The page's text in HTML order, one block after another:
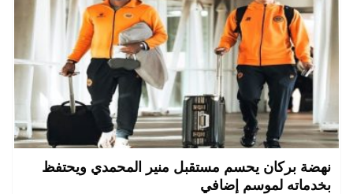
نهضة بركان يحسم مستقبل منير المحمدي ويحتفظ
بخدماته لموسم إضافي